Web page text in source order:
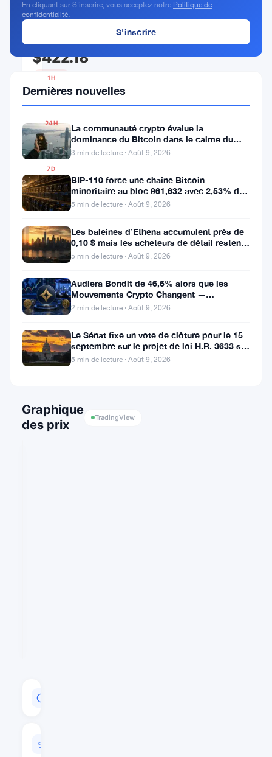
$422.18
1H
▼
0.22%
24H
▼
1.95%
7D
▼
2.55%
Partager
:
Suivre sur Google News
Graphique
des prix
TradingView
En cliquant sur S'inscrire, vous acceptez notre Politique de
confidentialité.
Dernières nouvelles
La communauté crypto évalue la
dominance du Bitcoin dans le calme du
week-end
3 min de lecture · Août 9, 2026
BIP-110 force une chaîne Bitcoin
minoritaire au bloc 961,632 avec 2,53% de
soutien des mineurs
5 min de lecture · Août 9, 2026
Les baleines d’Ethena accumulent près de
0,10 $ mais les acheteurs de détail restent
à l’écart
5 min de lecture · Août 9, 2026
Audiera Bondit de 46,6% alors que les
Mouvements Crypto Changent —
Mouvements Quotidiens 9 Août
2 min de lecture · Août 9, 2026
Le Sénat fixe un vote de clôture pour le 15
septembre sur le projet de loi H.R. 3633 sur
le marché des cryptos
5 min de lecture · Août 9, 2026